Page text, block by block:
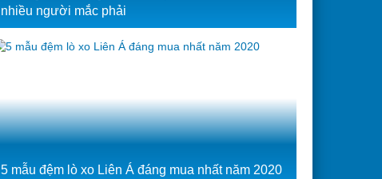
nhiều người mắc phải
5 mẫu đệm lò xo Liên Á đáng mua nhất năm 2020